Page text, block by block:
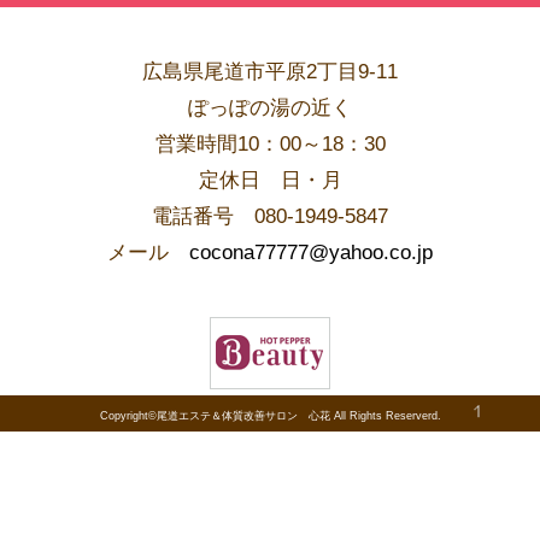
広島県尾道市平原2丁目9-11
ぽっぽの湯の近く
営業時間10：00～18：30
​定休日 日・月
電話番号 080-1949-5847
メール cocona77777@yahoo.co.jp
Copyright©尾道エステ＆体質改善サロン 心花 All Rights Reserverd. PAGE TOP